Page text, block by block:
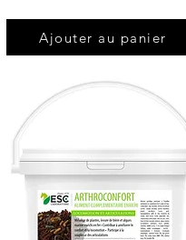
Ajouter au panier